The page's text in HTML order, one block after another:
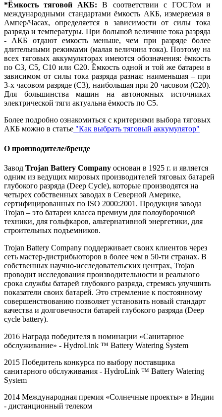
*Ёмкость тяговой АКБ:В соответствии с ГОСТом и
международными стандартами ёмкость АКБ, измеряемая в
Ампер/Часах, определяется в зависимости от силы тока
разряда и температуры. При большой величине тока разряда
- АКБ отдают емкость меньше, чем при разряде более
длительными режимами (малая величина тока). Поэтому на
всех тяговых аккумуляторах имеются обозначения: ёмкость
по С3, С5, С10 или С20. Ёмкость одной и той же батареи в
зависимом от силы тока разряда разная: наименьшая – при
3-х часовом разряде (С3), наибольшая при 20 часовом (С20).
Для большинства машин на автономных источниках
электрической тяги актуальна ёмкость по С5.
Более подробно ознакомиться с критериями выбора тяговых
АКБ можно в статье "Как выбрать тяговый аккумулятор"
О производителе/бренде
Завод Trojan Battery Company основан в 1925 г. и является
одним из ведущих мировых производителей тяговых батарей
глубокого разряда (Deep Cycle), которые производятся на
четырех собственных заводах в Северной Америке,
сертифицированных по ISO 2000:2001. Продукция завода
Trojan – это батареи класса премиум для полоуборочной
техники, для гольфкаров, альтернативной энергетики, для
строительных подъемников.
Trojan Battery Company поддерживает своих клиентов через
сеть мастер-дистрибьюторов в более чем в 50-ти странах. В
собственных научно-исследовательских центрах, Trojan
проводит исследования производительности и реального
срока службы батарей глубокого разряда, стремясь улучшить
показатели своих батарей. Это стремление к постоянному
совершенствованию позволяет установить новый стандарт
качества и долговечности батарей глубокого разряда (Deep
cycle battery).
2016 Награда победителя в номинации «Санитарное
обслуживание» - HydroLink ™ Battery Watering System
2015 Победитель конкурса по выбору поставщика
санитарного обслуживания - HydroLink ™ Battery Watering
System
2014 Международная премия «Солнечные проекты» в Индии
- дистанционный телеком